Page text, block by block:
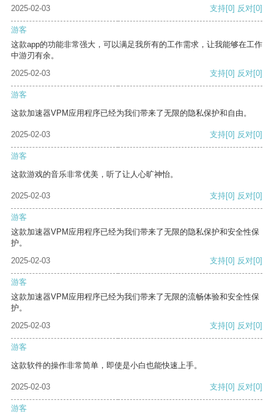
2025-02-03 支持[0] 反对[0]
游客
这款app的功能非常强大，可以满足我所有的工作需求，让我能够在工作
中游刃有余。
2025-02-03
支持[0] 反对[0]
游客
这款加速器VPM应用程序已经为我们带来了无限的隐私保护和自由。
2025-02-03 支持[0] 反对[0]
游客
这款游戏的音乐非常优美，听了让人心旷神怡。
2025-02-03 支持[0] 反对[0]
游客
这款加速器VPM应用程序已经为我们带来了无限的隐私保护和安全性保
护。
2025-02-03
支持[0] 反对[0]
游客
这款加速器VPM应用程序已经为我们带来了无限的流畅体验和安全性保
护。
2025-02-03
支持[0] 反对[0]
游客
这款软件的操作非常简单，即使是小白也能快速上手。
2025-02-03 支持[0] 反对[0]
游客